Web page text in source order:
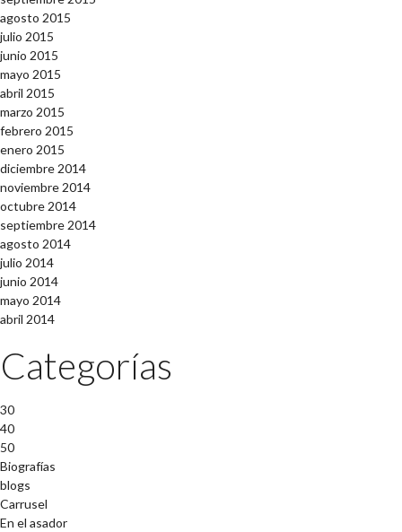
agosto 2015
julio 2015
junio 2015
mayo 2015
abril 2015
marzo 2015
febrero 2015
enero 2015
diciembre 2014
noviembre 2014
octubre 2014
septiembre 2014
agosto 2014
julio 2014
junio 2014
mayo 2014
abril 2014
Categorías
30
40
50
Biografías
blogs
Carrusel
En el asador